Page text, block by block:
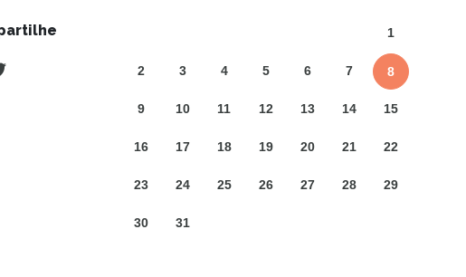
1
2 3 4 5 6 7 8
9 10 11 12 13 14 15
16 17 18 19 20 21 22
23 24 25 26 27 28 29
30 31